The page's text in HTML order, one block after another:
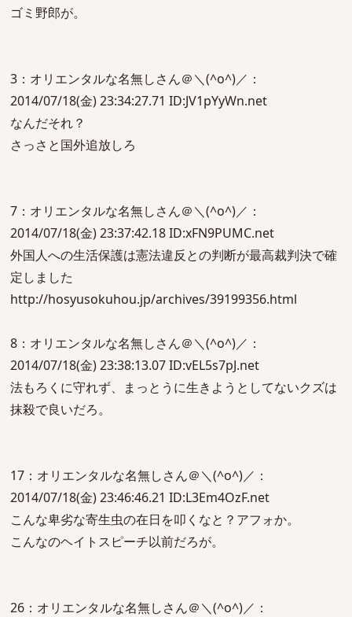
ゴミ野郎が。
3：オリエンタルな名無しさん＠＼(^o^)／：
2014/07/18(金) 23:34:27.71 ID:JV1pYyWn.net
なんだそれ？
さっさと国外追放しろ
7：オリエンタルな名無しさん＠＼(^o^)／：
2014/07/18(金) 23:37:42.18 ID:xFN9PUMC.net
外国人への生活保護は憲法違反との判断が最高裁判決で確
定しました
http://hosyusokuhou.jp/archives/39199356.html
8：オリエンタルな名無しさん＠＼(^o^)／：
2014/07/18(金) 23:38:13.07 ID:vEL5s7pJ.net
法もろくに守れず、まっとうに生きようとしてないクズは
抹殺で良いだろ。
17：オリエンタルな名無しさん＠＼(^o^)／：
2014/07/18(金) 23:46:46.21 ID:L3Em4OzF.net
こんな卑劣な寄生虫の在日を叩くなと？アフォか。
こんなのヘイトスピーチ以前だろが。
26：オリエンタルな名無しさん＠＼(^o^)／：